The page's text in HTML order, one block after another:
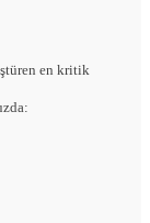
en kritik